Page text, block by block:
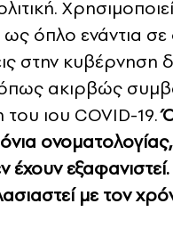
όπλο ενάντια σε
στην κυβέρνηση
ακιρβώς
του ιου COVID-19.
με τον